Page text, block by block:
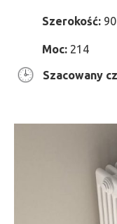
Szerokość: 90
Moc: 214
Szacowany